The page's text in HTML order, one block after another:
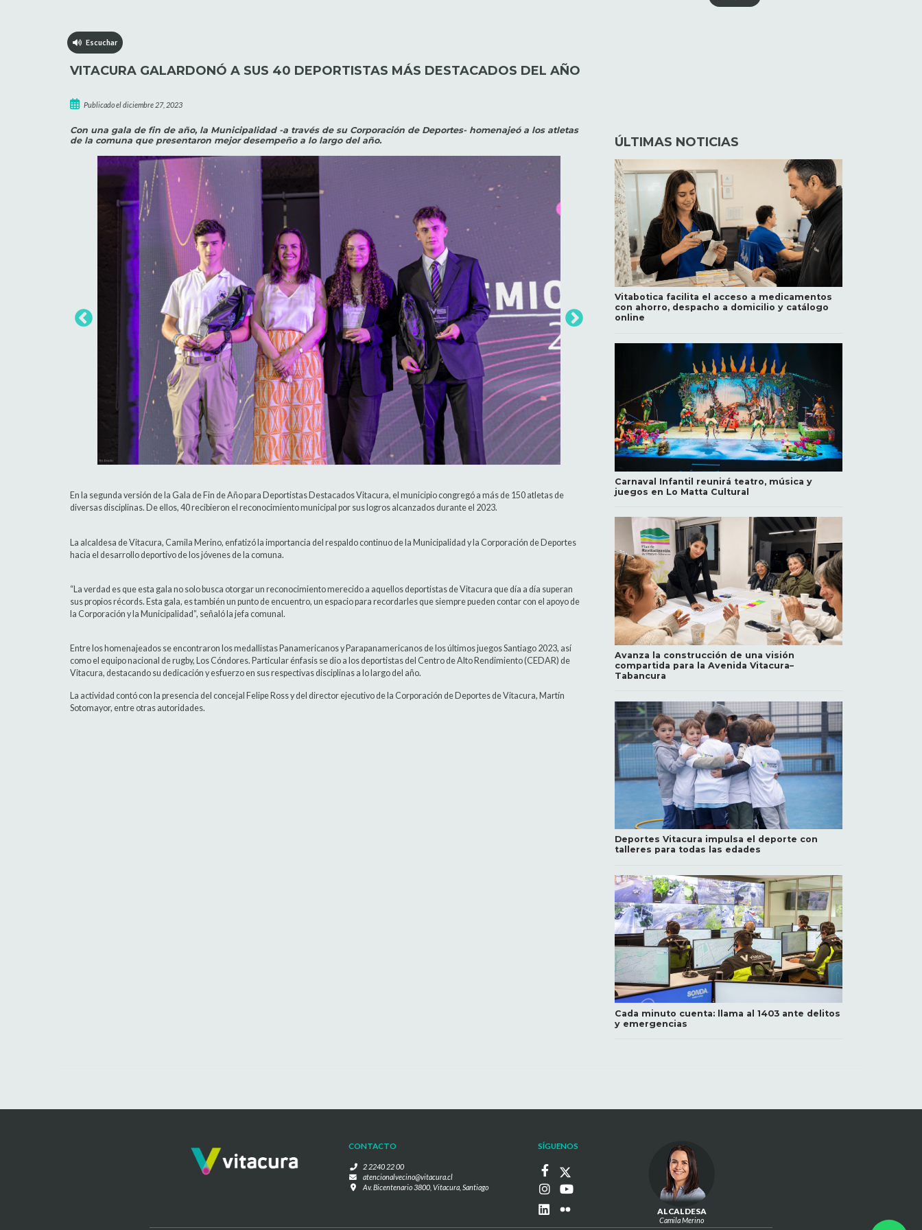
Escuchar
VITACURA GALARDONÓ A SUS 40 DEPORTISTAS MÁS DESTACADOS DEL AÑO
Publicado el diciembre 27, 2023
Con una gala de fin de año, la Municipalidad -a través de su Corporación de Deportes- homenajeó a los atletas
de la comuna que presentaron mejor desempeño a lo largo del año.
En la segunda versión de la Gala de Fin de Año para Deportistas Destacados Vitacura, el municipio congregó a más de 150 atletas de
diversas disciplinas. De ellos, 40 recibieron el reconocimiento municipal por sus logros alcanzados durante el 2023.
La alcaldesa de Vitacura, Camila Merino, enfatizó la importancia del respaldo continuo de la Municipalidad y la Corporación de Deportes
hacia el desarrollo deportivo de los jóvenes de la comuna.
“La verdad es que esta gala no solo busca otorgar un reconocimiento merecido a aquellos deportistas de Vitacura que día a día superan
sus propios récords. Esta gala, es también un punto de encuentro, un espacio para recordarles que siempre pueden contar con el apoyo de
la Corporación y la Municipalidad”, señaló la jefa comunal.
Entre los homenajeados se encontraron los medallistas Panamericanos y Parapanamericanos de los últimos juegos Santiago 2023, así
como el equipo nacional de rugby, Los Cóndores. Particular énfasis se dio a los deportistas del Centro de Alto Rendimiento (CEDAR) de
Vitacura, destacando su dedicación y esfuerzo en sus respectivas disciplinas a lo largo del año.
La actividad contó con la presencia del concejal Felipe Ross y del director ejecutivo de la Corporación de Deportes de Vitacura, Martín
Sotomayor, entre otras autoridades.
ÚLTIMAS NOTICIAS
Vitabotica facilita el acceso a medicamentos
con ahorro, despacho a domicilio y catálogo
online
Carnaval Infantil reunirá teatro, música y
juegos en Lo Matta Cultural
Avanza la construcción de una visión
compartida para la Avenida Vitacura–
Tabancura
Deportes Vitacura impulsa el deporte con
talleres para todas las edades
Cada minuto cuenta: llama al 1403 ante delitos
y emergencias
CONTACTO
2 2240 22 00
atencionalvecino@vitacura.cl
Av. Bicentenario 3800, Vitacura, Santiago
SÍGUENOS
ALCALDESA
Camila Merino